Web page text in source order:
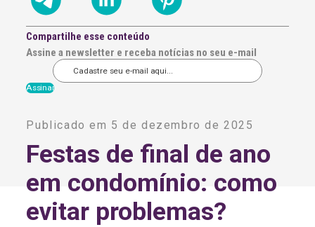
Compartilhe esse conteúdo
Assine a newsletter e receba notícias no seu e-mail
t
n
t
v
Publicado em 5 de dezembro de 2025
Festas de final de ano
em condomínio: como
evitar problemas?